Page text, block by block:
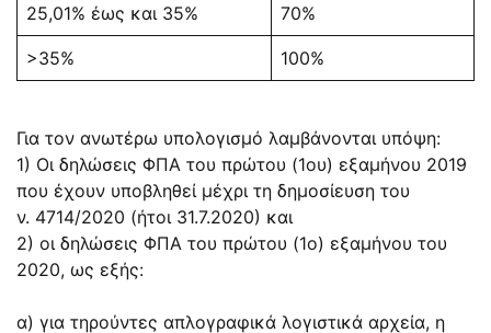
25,01% έως και 35% 70%
>35% 100%
Για τον ανωτέρω υπολογισμό λαμβάνονται υπόψη:
1) Οι δηλώσεις ΦΠΑ του πρώτου (1ου) εξαμήνου 2019
που έχουν υποβληθεί μέχρι τη δημοσίευση του
ν. 4714/2020 (ήτοι 31.7.2020) και
2) οι δηλώσεις ΦΠΑ του πρώτου (1ο) εξαμήνου του
2020, ως εξής:
α) για τηρούντες απλογραφικά λογιστικά αρχεία, η